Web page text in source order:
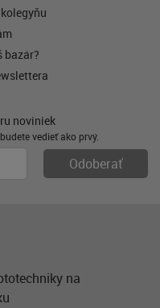
bazár?
noviniek
vedieť ako prvý.
na